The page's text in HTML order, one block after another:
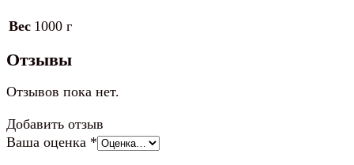
Вес 1000 г
Отзывы
Отзывов пока нет.
Добавить отзыв
Ваша оценка *